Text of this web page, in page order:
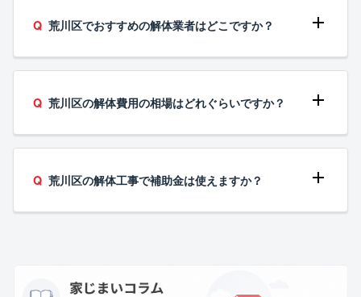
荒川区でおすすめの解体業者はどこですか？
荒川区の解体費用の相場はどれぐらいですか？
荒川区の解体工事で補助金は使えますか？